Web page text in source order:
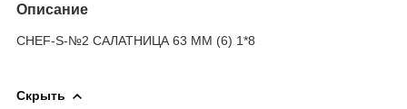
Описание
CHEF-S-№2 САЛАТНИЦА 63 ММ (6) 1*8
Скрыть